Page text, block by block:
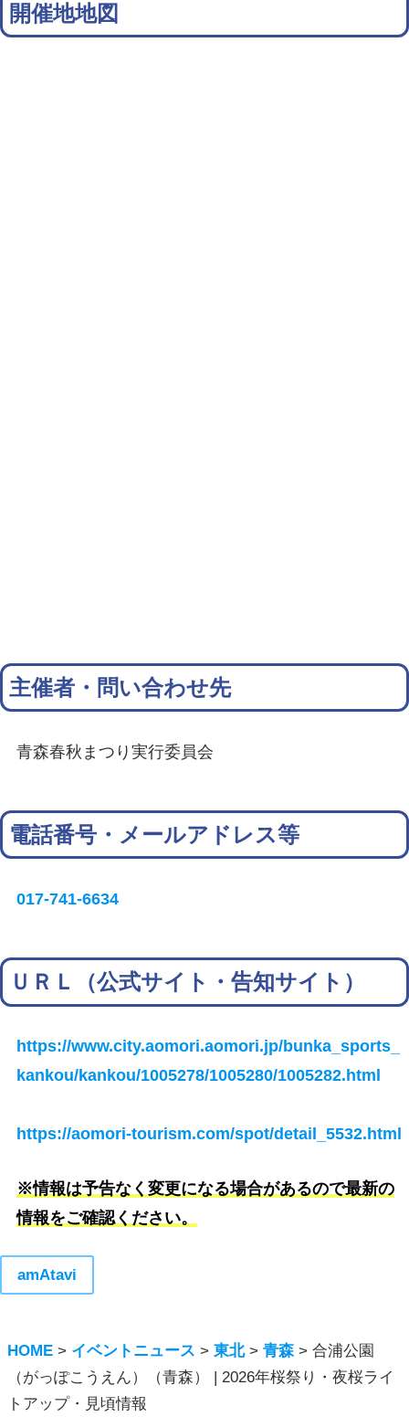
開催地地図
主催者・問い合わせ先
青森春秋まつり実行委員会
電話番号・メールアドレス等
017-741-6634
ＵＲＬ（公式サイト・告知サイト）
https://www.city.aomori.aomori.jp/bunka_sports_
kankou/kankou/1005278/1005280/1005282.html
https://aomori-tourism.com/spot/detail_5532.html
※情報は予告なく変更になる場合があるので最新の
情報をご確認ください。
amAtavi
HOME > イベントニュース >東北>青森>合浦公園
（がっぽこうえん）（青森） | 2026年桜祭り・夜桜ライ
トアップ・見頃情報